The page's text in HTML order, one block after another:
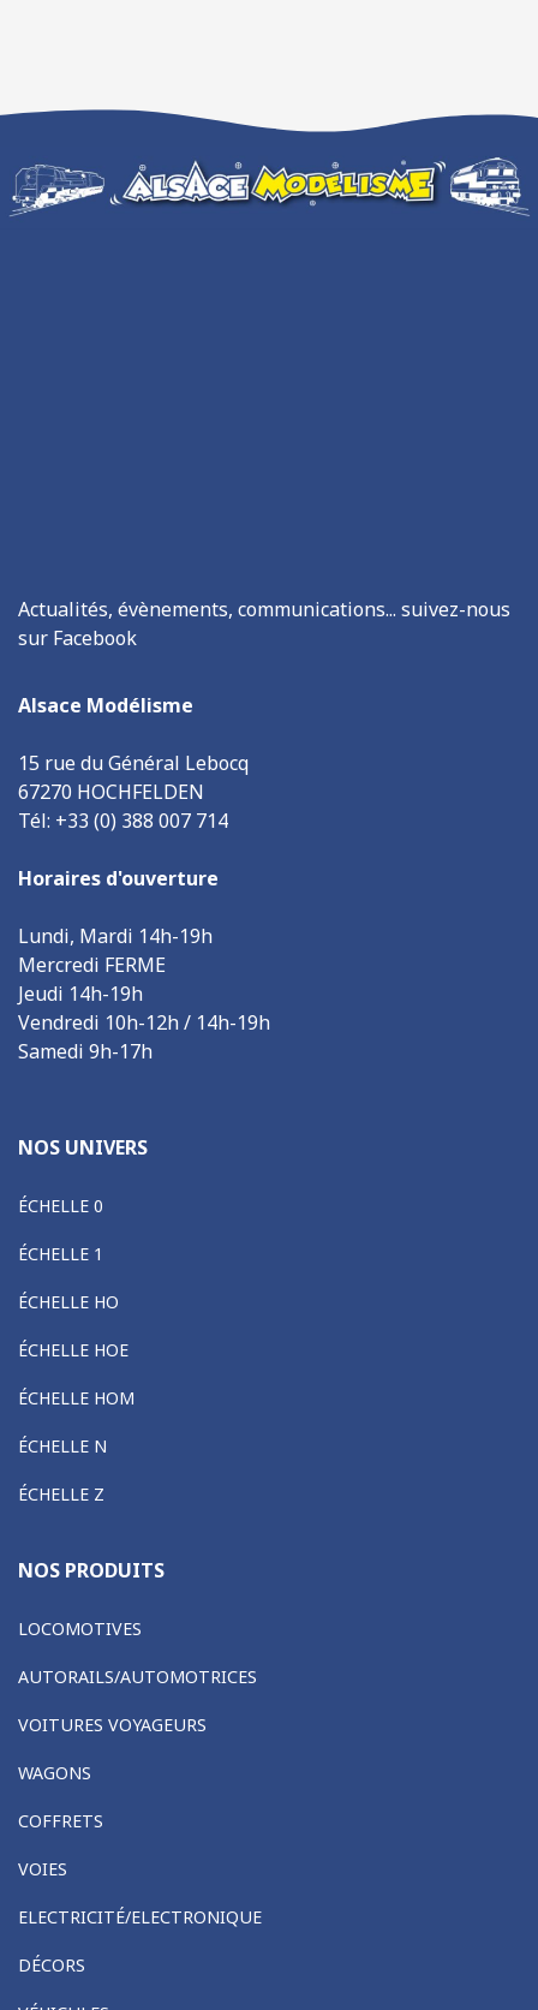
Actualités, évènements, communications... suivez-nous
sur Facebook
Alsace Modélisme
15 rue du Général Lebocq
67270 HOCHFELDEN
Tél: +33 (0) 388 007 714
Horaires d'ouverture
Lundi, Mardi 14h-19h
Mercredi FERME
Jeudi 14h-19h
Vendredi 10h-12h / 14h-19h
Samedi 9h-17h
NOS UNIVERS
ÉCHELLE 0
ÉCHELLE 1
ÉCHELLE HO
ÉCHELLE HOE
ÉCHELLE HOM
ÉCHELLE N
ÉCHELLE Z
NOS PRODUITS
LOCOMOTIVES
AUTORAILS/AUTOMOTRICES
VOITURES VOYAGEURS
WAGONS
COFFRETS
VOIES
ELECTRICITÉ/ELECTRONIQUE
DÉCORS